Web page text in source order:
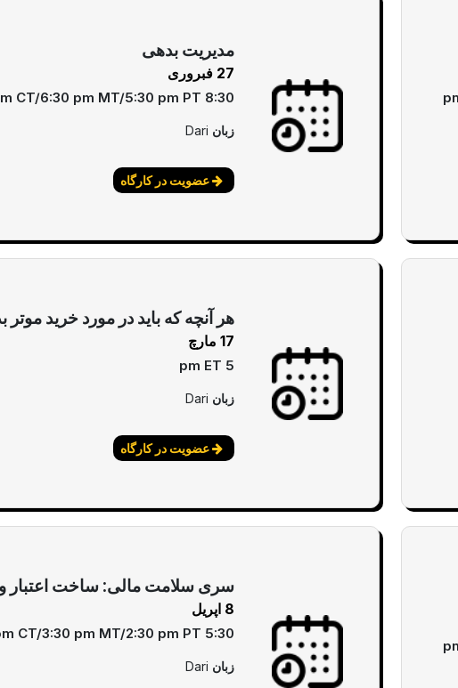
مدیریت بدهی
27 فبروری
8:30 pm EST/7:30 pm CT/6:30 pm MT/5:30 pm PT
زبان
عضویت در کارگاه
هر آنچه که باید در مورد خرید موتر
17 مارچ
5 pm ET
زبان
عضویت در کارگاه
سری سلامت مالی: ساخت اعتبار
8 اپریل
5:30 pm EST/4:30 pm CT/3:30 pm MT/2:30 pm PT
زبان